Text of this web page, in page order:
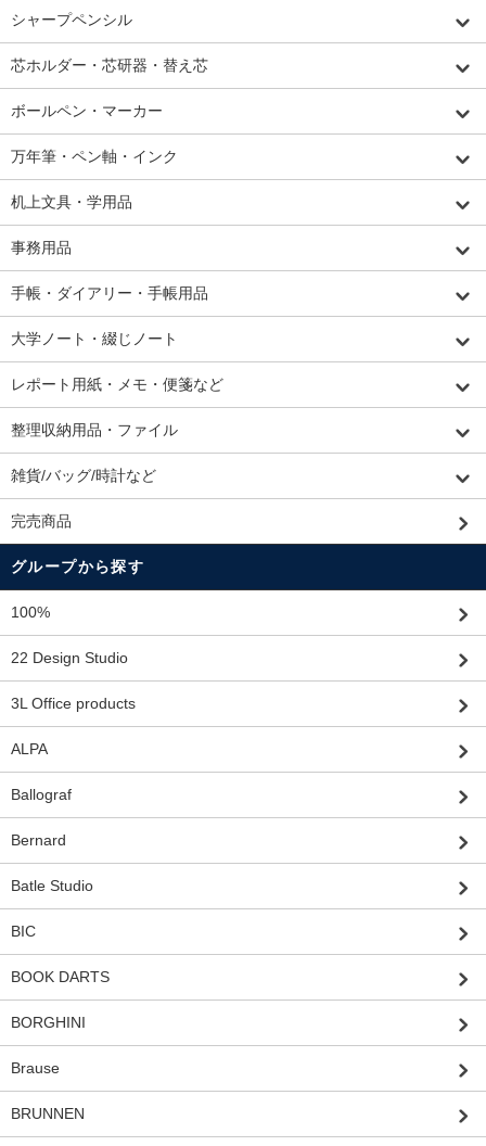
シャープペンシル
芯ホルダー・芯研器・替え芯
ボールペン・マーカー
万年筆・ペン軸・インク
机上文具・学用品
事務用品
手帳・ダイアリー・手帳用品
大学ノート・綴じノート
レポート用紙・メモ・便箋など
整理収納用品・ファイル
雑貨/バッグ/時計など
完売商品
グループから探す
100%
22 Design Studio
3L Office products
ALPA
Ballograf
Bernard
Batle Studio
BIC
BOOK DARTS
BORGHINI
Brause
BRUNNEN